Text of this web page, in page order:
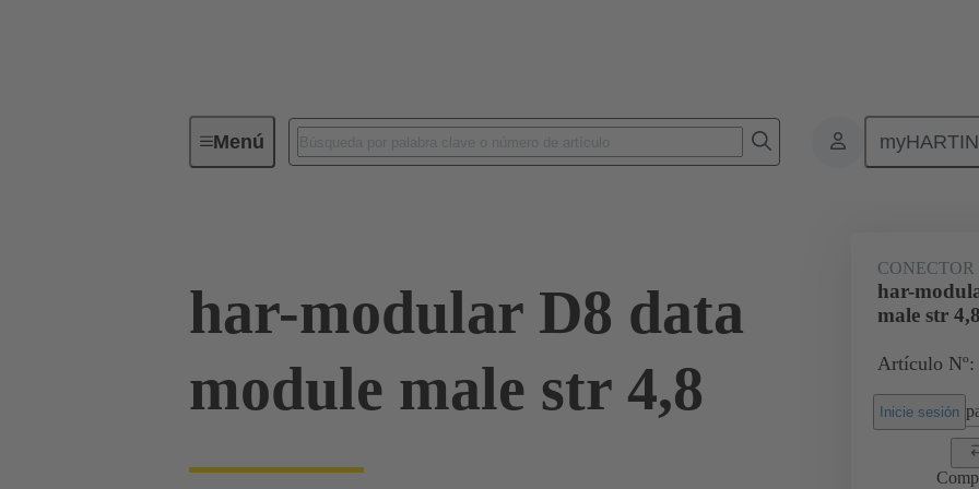
MenúSerie
har-modular D8 data
module male str 4,8
har-
male str
Artículo Nº:
Inicie sesión